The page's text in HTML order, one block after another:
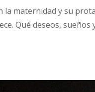
maternidad y su
Qué deseos, sueños